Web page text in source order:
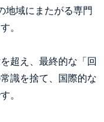
地域にまたがる専門
。
超え、最終的な「回
識を捨て、国際的な
。